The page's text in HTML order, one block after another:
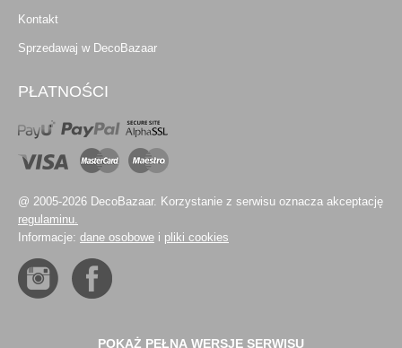
Kontakt
Sprzedawaj w DecoBazaar
PŁATNOŚCI
@ 2005-2026 DecoBazaar. Korzystanie z serwisu oznacza akceptację
regulaminu.
Informacje: dane osobowe i pliki cookies
POKAŻ PEŁNĄ WERSJĘ SERWISU